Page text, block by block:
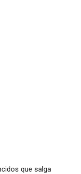
que salga